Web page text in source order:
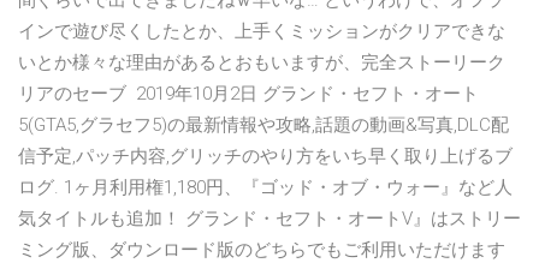
インで遊び尽くしたとか、上手くミッションがクリアできな
いとか様々な理由があるとおもいますが、完全ストーリーク
リアのセーブ 2019年10月2日 グランド・セフト・オート
5(GTA5,グラセフ5)の最新情報や攻略,話題の動画&写真,DLC配
信予定,パッチ内容,グリッチのやり方をいち早く取り上げるブ
ログ. 1ヶ月利用権1,180円、『ゴッド・オブ・ウォー』など人
気タイトルも追加！ グランド・セフト・オートV』はストリー
ミング版、ダウンロード版のどちらでもご利用いただけます